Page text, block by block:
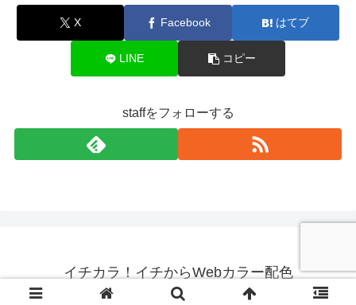
X Facebook はてブ
LINE コピー
staffをフォローする
イチカラ！イチからWebカラー配色
© 2015 イチカラ！イチからWebカラー配色.